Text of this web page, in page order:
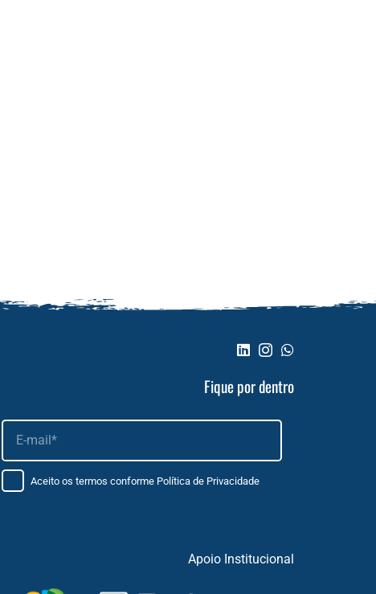
Fique por dentro
Aceito os termos conforme Política de Privacidade
Apoio Institucional